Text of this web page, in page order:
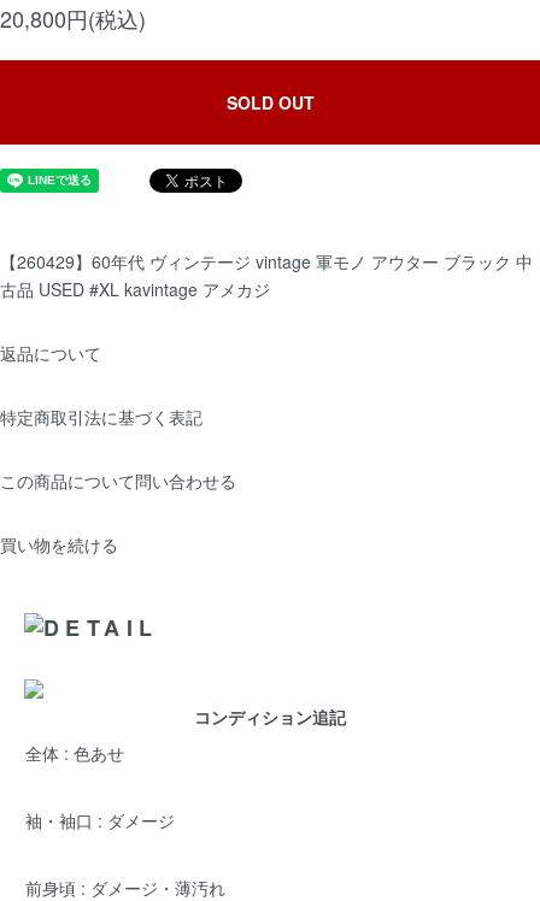
20,800円(税込)
SOLD OUT
【260429】60年代 ヴィンテージ vintage 軍モノ アウター ブラック 中
古品 USED #XL kavintage アメカジ
返品について
特定商取引法に基づく表記
この商品について問い合わせる
買い物を続ける
コンディション追記
全体 : 色あせ
袖・袖口 : ダメージ
前身頃 : ダメージ・薄汚れ